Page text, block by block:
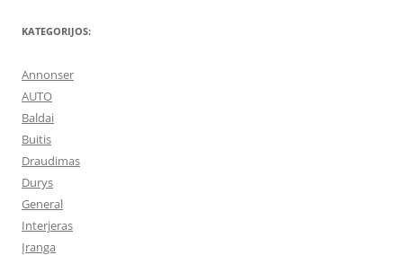
KATEGORIJOS:
Annonser
AUTO
Baldai
Buitis
Draudimas
Durys
General
Interjeras
Įranga